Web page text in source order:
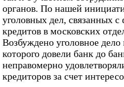
органов. По нашей
уголовных дел, связанных
кредитов в московских
Возбуждено уголовное
которого довели банк до
неправомерно
кредиторов за счет